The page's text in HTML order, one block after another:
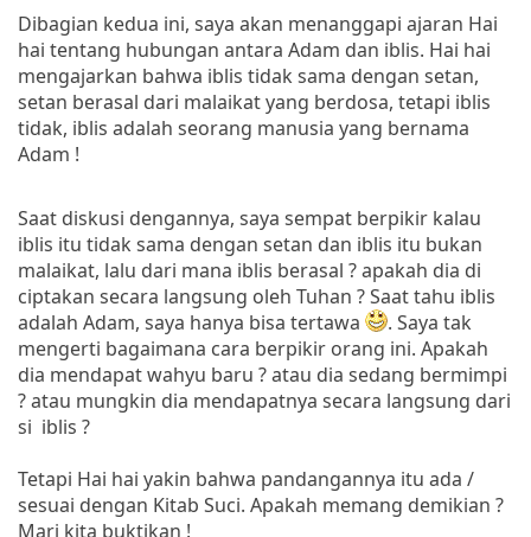
Dibagian kedua ini, saya akan menanggapi ajaran Hai
hai tentang hubungan antara Adam dan iblis. Hai hai
mengajarkan bahwa iblis tidak sama dengan setan,
setan berasal dari malaikat yang berdosa, tetapi iblis
tidak, iblis adalah seorang manusia yang bernama
Adam !
Saat diskusi dengannya, saya sempat berpikir kalau
iblis itu tidak sama dengan setan dan iblis itu bukan
malaikat, lalu dari mana iblis berasal ? apakah dia di
ciptakan secara langsung oleh Tuhan ? Saat tahu iblis
adalah Adam, saya hanya bisa tertawa
. Saya tak
mengerti bagaimana cara berpikir orang ini. Apakah
dia mendapat wahyu baru ? atau dia sedang bermimpi
? atau mungkin dia mendapatnya secara langsung dari
si iblis ?
Tetapi Hai hai yakin bahwa pandangannya itu ada /
sesuai dengan Kitab Suci. Apakah memang demikian ?
Mari kita buktikan !